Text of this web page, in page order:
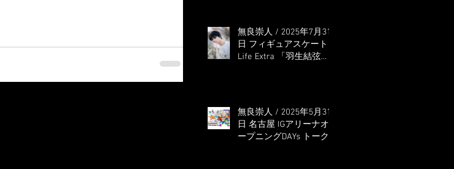
無良崇人 / 2025年7月31
日 フィギュアスケート
Life Extra 「羽生結弦
無良崇人 / 2025年5月31
日 名古屋 IGアリーナオ
ープニングDAYs トーク